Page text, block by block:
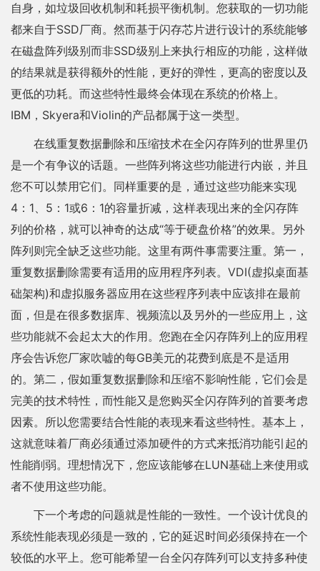
自身，如垃圾回收机制和耗损平衡机制。您获取的一切功能
都来自于SSD厂商。然而基于闪存芯片进行设计的系统能够
在磁盘阵列级别而非SSD级别上来执行相应的功能，这样做
的结果就是获得额外的性能，更好的弹性，更高的密度以及
更低的功耗。而这些特性最终会体现在系统的价格上。
IBM，Skyera和Violin的产品都属于这一类型。
在线重复数据删除和压缩技术在全闪存阵列的世界里仍
是一个有争议的话题。一些阵列将这些功能进行内嵌，并且
您不可以禁用它们。同样重要的是，通过这些功能来实现
4：1、5：1或6：1的容量折减，这样表现出来的全闪存阵
列的价格，就可以神奇的达成“等于硬盘价格”的效果。另外
阵列则完全缺乏这些功能。这里有两件事需要注重。第一，
重复数据删除需要有适用的应用程序列表。VDI(虚拟桌面基
础架构)和虚拟服务器应用在这些程序列表中应该排在最前
面，但是在很多数据库、视频流以及另外的一些应用上，这
些功能就不会起太大的作用。您跑在全闪存阵列上的应用程
序会告诉您厂家吹嘘的每GB美元的花费到底是不是适用
的。第二，假如重复数据删除和压缩不影响性能，它们会是
完美的技术特性，而性能又是您购买全闪存阵列的首要考虑
因素。所以您需要结合性能的表现来看这些特性。基本上，
这就意味着厂商必须通过添加硬件的方式来抵消功能引起的
性能削弱。理想情况下，您应该能够在LUN基础上来使用或
者不使用这些功能。
下一个考虑的问题就是性能的一致性。一个设计优良的
系统性能表现必须是一致的，它的延迟时间必须保持在一个
较低的水平上。您可能希望一台全闪存阵列可以支持多种使